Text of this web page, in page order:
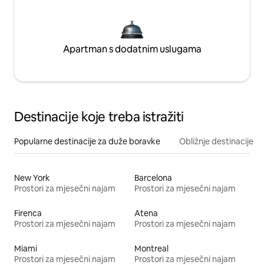
Apartman s dodatnim uslugama
Destinacije koje treba istražiti
Popularne destinacije za duže boravke Obližnje destinacije
New York
Prostori za mjesečni najam
Barcelona
Prostori za mjesečni najam
Firenca
Prostori za mjesečni najam
Atena
Prostori za mjesečni najam
Miami
Prostori za mjesečni najam
Montreal
Prostori za mjesečni najam